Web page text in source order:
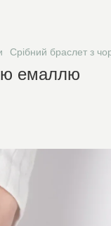
Срібний браслет з
емаллю